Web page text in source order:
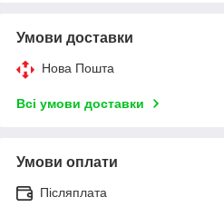
Умови доставки
Нова Пошта
Всі умови доставки
Умови оплати
Післяплата